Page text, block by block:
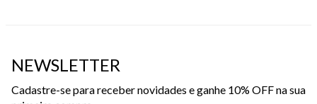
NEWSLETTER
Cadastre-se para receber novidades e ganhe 10% OFF na sua